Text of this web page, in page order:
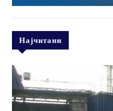
Најчитани